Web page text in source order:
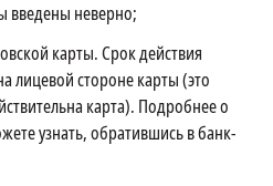
введены неверно;
карты. Срок действия
лицевой стороне карты (это
карта). Подробнее о
узнать, обратившись в банк-